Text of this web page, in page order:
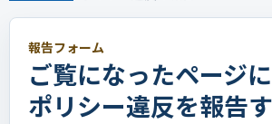
報告フォーム
ご覧になったページに
ポリシー違反を報告